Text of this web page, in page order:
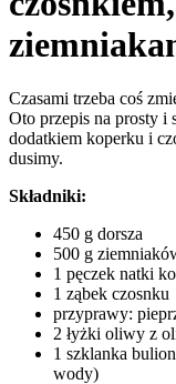
Czasami trzeba coś
Oto przepis na prosty i
dodatkiem koperku i
dusimy.
Składniki:
450 g dorsza
500 g
1 pęczek natki
1 ząbek czosnku
przyprawy:
2 łyżki oliwy z
1 szklanka
wody)